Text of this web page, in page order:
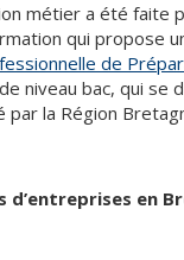
métier a été faite
qui propose
de
niveau bac, qui se
par la Région
d’entreprises en